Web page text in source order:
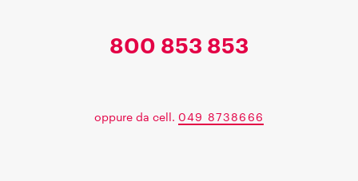
800 853 853
oppure da cell. 049 8738666